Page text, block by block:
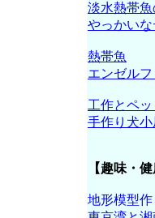
淡水熱帯魚
やっかい
熱帯魚
エンゼル
工作とペ
手作り犬
【趣味・
地形模型作